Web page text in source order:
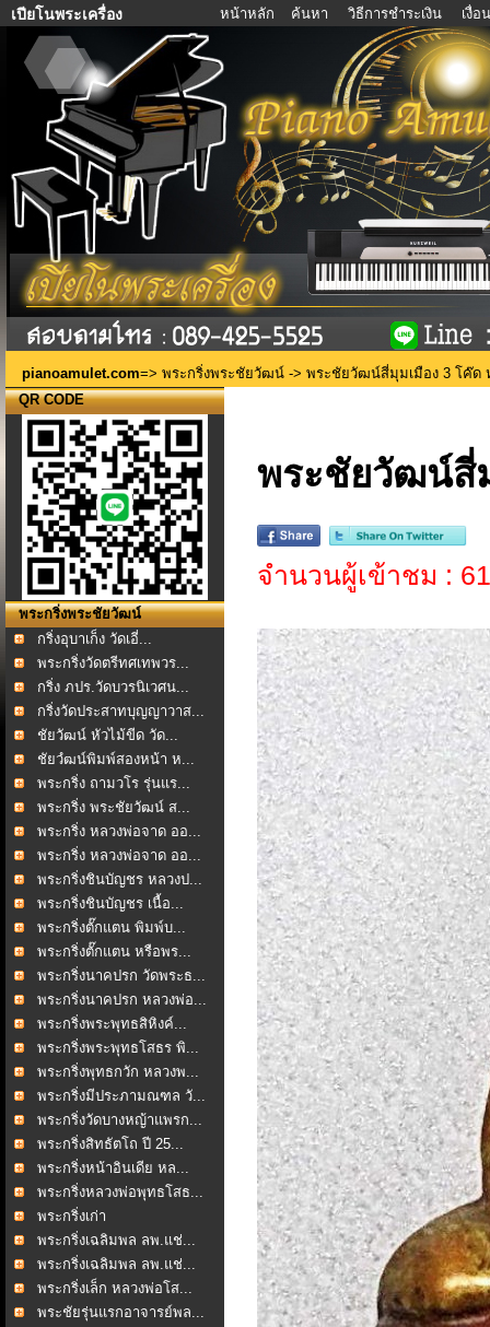
เปียโนพระเครื่อง หน้าหลัก ค้นหา วิธีการชำระเงิน เงื่
pianoamulet.com=> พระกริ่งพระชัยวัฒน์ -> พระชัยวัฒน์สี่มุมเมือง 3 โค๊ด
QR CODE
พระกริ่งพระชัยวัฒน์
กริ่งอุบาเก็ง วัดเอี่...
พระกริ่งวัดตรีทศเทพวร...
กริ่ง ภปร.วัดบวรนิเวศน...
กริ่งวัดประสาทบุญญาวาส...
ชัยวัฒน์ หัวไม้ขีด วัด...
ชัยวํฒน์พิมพ์สองหน้า ห...
พระกริ่ง ถามวโร รุ่นแร...
พระกริ่ง พระชัยวัฒน์ ส...
พระกริ่ง หลวงพ่อจาด ออ...
พระกริ่ง หลวงพ่อจาด ออ...
พระกริ่งชินบัญชร หลวงป...
พระกริ่งชินบัญชร เนื้อ...
พระกริ่งตั๊กแตน พิมพ์บ...
พระกริ่งตั๊กแตน หรือพร...
พระกริ่งนาคปรก วัดพระธ...
พระกริ่งนาคปรก หลวงพ่อ...
พระกริ่งพระพุทธสิหิงค์...
พระกริ่งพระพุทธโสธร พิ...
พระกริ่งพุทธกวัก หลวงพ...
พระกริ่งมีประภามณฑล วั...
พระกริ่งวัดบางหญ้าแพรก...
พระกริ่งสิทธัตโถ ปี 25...
พระกริ่งหน้าอินเดีย หล...
พระกริ่งหลวงพ่อพุทธโสธ...
พระกริ่งเก่า
พระกริ่งเฉลิมพล ลพ.แช่...
พระกริ่งเฉลิมพล ลพ.แช่...
พระกริ่งเล็ก หลวงพ่อโส...
พระชัยรุ่นแรกอาจารย์พล...
พระชัยวัฒน์สี่
จำนวนผู้เข้าชม :